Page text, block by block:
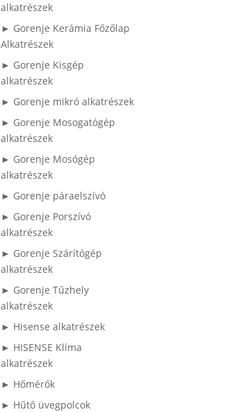
alkatrészek
► Gorenje Kerámia Főzőlap
Alkatrészek
► Gorenje Kisgép
alkatrészek
► Gorenje mikró alkatrészek
► Gorenje Mosogatógép
alkatrészek
► Gorenje Mosógép
alkatrészek
► Gorenje páraelszívó
► Gorenje Porszívó
alkatrészek
► Gorenje Szárítógép
alkatrészek
► Gorenje Tűzhely
alkatrészek
► Hisense alkatrészek
► HISENSE Klíma
alkatrészek
► Hőmérők
► Hűtő üvegpolcok